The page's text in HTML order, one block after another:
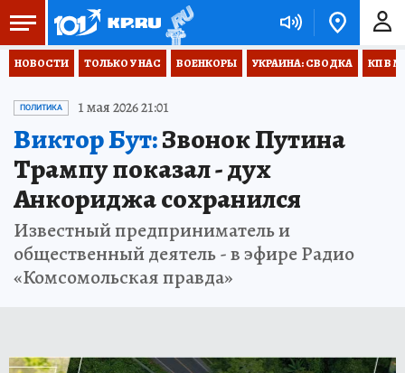
НОВОСТИ ТОЛЬКО У НАС ВОЕНКОРЫ УКРАИНА: СВОДКА КП В
ПОЛИТИКА 1 мая 2026 21:01
Виктор Бут:Звонок Путина
Трампу показал - дух
Анкориджа сохранился
Известный предприниматель и
общественный деятель - в эфире Радио
«Комсомольская правда»